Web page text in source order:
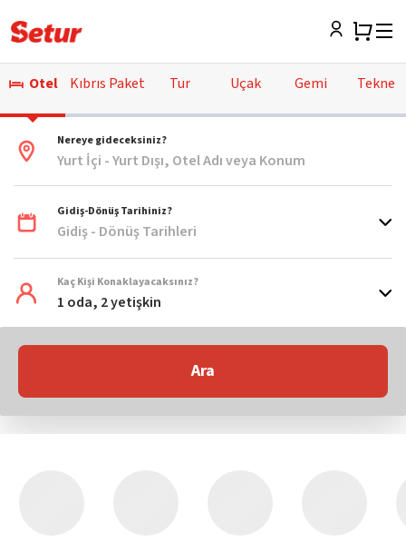
Otel Kıbrıs Paket Tur Uçak Gemi Tekne
Nereye gideceksiniz?
Yurt İçi - Yurt Dışı, Otel Adı veya Konum
Gidiş-Dönüş Tarihiniz?
Gidiş - Dönüş Tarihleri
Kaç Kişi Konaklayacaksınız?
1 oda, 2 yetişkin
Ara